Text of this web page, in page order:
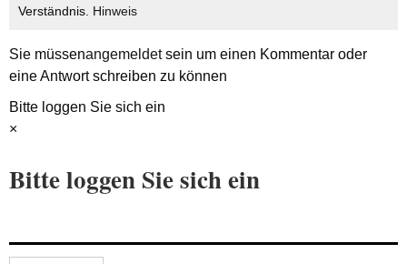
Verständnis. Hinweis
Sie müssenangemeldetsein um einen Kommentar oder
eine Antwort schreiben zu können
Bitte loggen Sie sich ein
×
Bitte loggen Sie sich ein